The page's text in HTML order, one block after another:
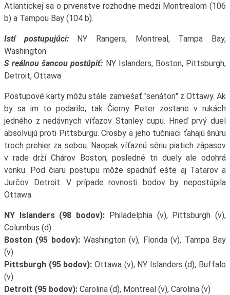
Atlantickej sa o prvenstve rozhodne medzi Montrealom (106
b) a Tampou Bay (104 b).
Istí postupujúci:NY Rangers, Montreal, Tampa Bay,
Washington
S reálnou šancou postúpiť: NY Islanders, Boston, Pittsburgh,
Detroit, Ottawa
Postupové karty môžu stále zamiešať "senátori" z Ottawy. Ak
by sa im to podarilo, tak Čierny Peter zostane v rukách
jedného z nedávnych víťazov Stanley cupu. Hneď prvý duel
absolvujú proti Pittsburgu. Crosby a jeho tučniaci ťahajú šnúru
troch prehier za sebou. Naopak víťaznú sériu piatich zápasov
v rade drží Chárov Boston, posledné tri duely ale odohrá
vonku. Pod čiaru postupu môže spadnúť ešte aj Tatarov a
Jurčov Detroit. V prípade rovnosti bodov by nepostúpila
Ottawa.
NY Islanders (98 bodov): Philadelphia (v), Pittsburgh (v),
Columbus (d)
Boston (95 bodov): Washington (v), Florida (v), Tampa Bay
(v)
Pittsburgh (95 bodov): Ottawa (v), NY Islanders (d), Buffalo
(v)
Detroit (95 bodov):Carolina (d), Montreal (v), Carolina (v)